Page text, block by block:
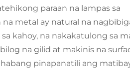
paraan na lampas sa
metal ay natural na
kahoy, na nakakatulong sa
na gilid at makinis na
pinapanatili ang